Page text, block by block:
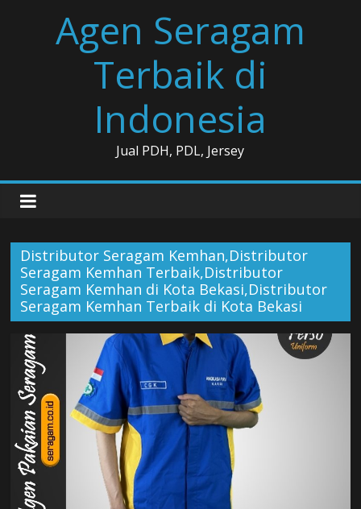
Agen Seragam
Terbaik di
Indonesia
Jual PDH, PDL, Jersey
Distributor Seragam Kemhan,Distributor
Seragam Kemhan Terbaik,Distributor
Seragam Kemhan di Kota Bekasi,Distributor
Seragam Kemhan Terbaik di Kota Bekasi